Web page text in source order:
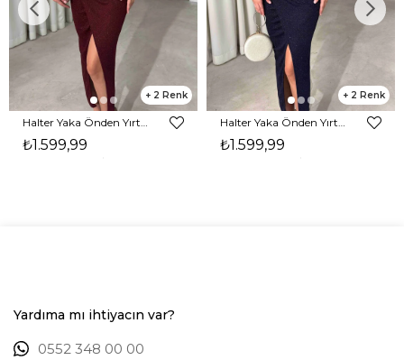
2
₺1.599,99
2
₺1.599,99
Yardıma mı ihtiyacın var?
0552 348 00 00